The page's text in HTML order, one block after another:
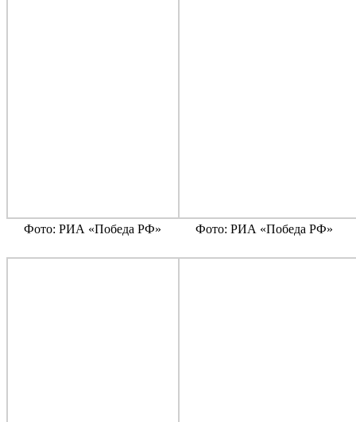
Фото: РИА «Победа РФ» Фото: РИА «Победа РФ»